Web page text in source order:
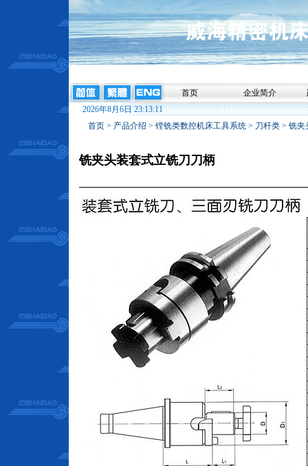
首页 企业简介
2026年8月6日 23:13:11
首页> 产品介绍 > 镗铣类数控机床工具系统> 刀杆类> 铣夹
铣夹头装套式立铣刀刀柄